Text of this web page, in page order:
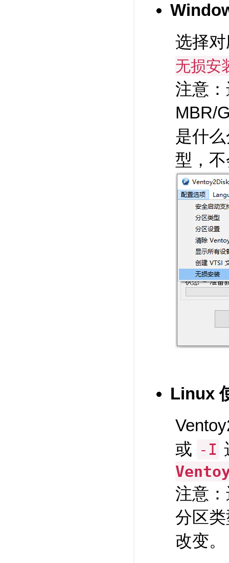
选择
无损安
注意
MBR/
是什
型，
Linux
或 -I
注意
分区
改变。